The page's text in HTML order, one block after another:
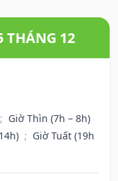
THÁNG 12
; Giờ Thìn (7h – 8h)
; Giờ Tuất (19h